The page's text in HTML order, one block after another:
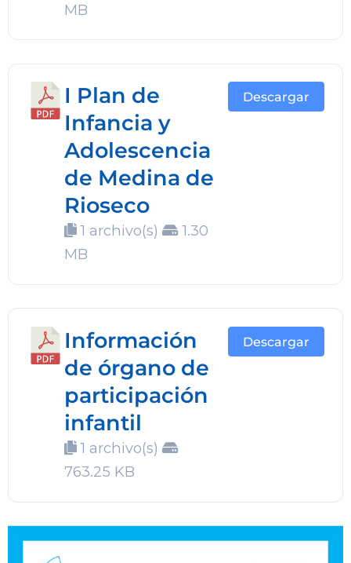
MB
I Plan de
Infancia y
Adolescencia
de Medina de
Rioseco
1 archivo(s)
1.30
MB
Descargar
Información
de órgano de
participación
infantil
1 archivo(s)
763.25 KB
Descargar